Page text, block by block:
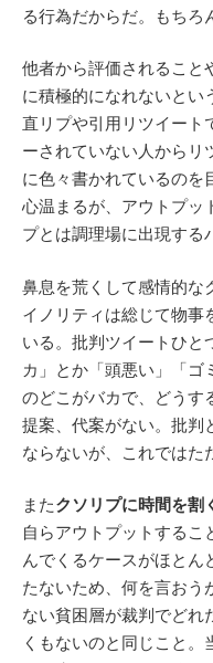
る行為だからだ。もちろ
他者から評価されること
に積極的になれないとい
直リプや引用リツイート
ーされていない人からリ
に色々書かれているのを
心温まるが、アウトプッ
プとは調理場に出現する
鼻息を荒くして感情的な
イノリティは総じて物事
いる。批判ツイートひと
カ」とか「頭悪い」「ゴ
のどこがバカで、どうす
提案、代案がない。批判
ならないが、これではた
またクソリプに時間を割
自らアウトプットするこ
んでくるケースがほとん
たないため、何を言おう
ない貧困層が裁判でどれ
くもないのと同じこと